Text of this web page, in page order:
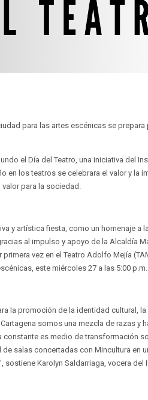
para las artes escénicas se prepara
el Día del Teatro, una iniciativa del
en los teatros se celebrara el valor y la
valor para la sociedad.
y artística fiesta, como un homenaje a
al impulso y apoyo de la Alcaldía
vez en el Teatro Adolfo Mejía
este miércoles 27 a las 5:00 p.m.
la promoción de la identidad cultural,
somos una mezcla de razas y
constante es medio de transformación
salas concertadas con Mincultura en
Karolyn Saldarriaga, vocera del